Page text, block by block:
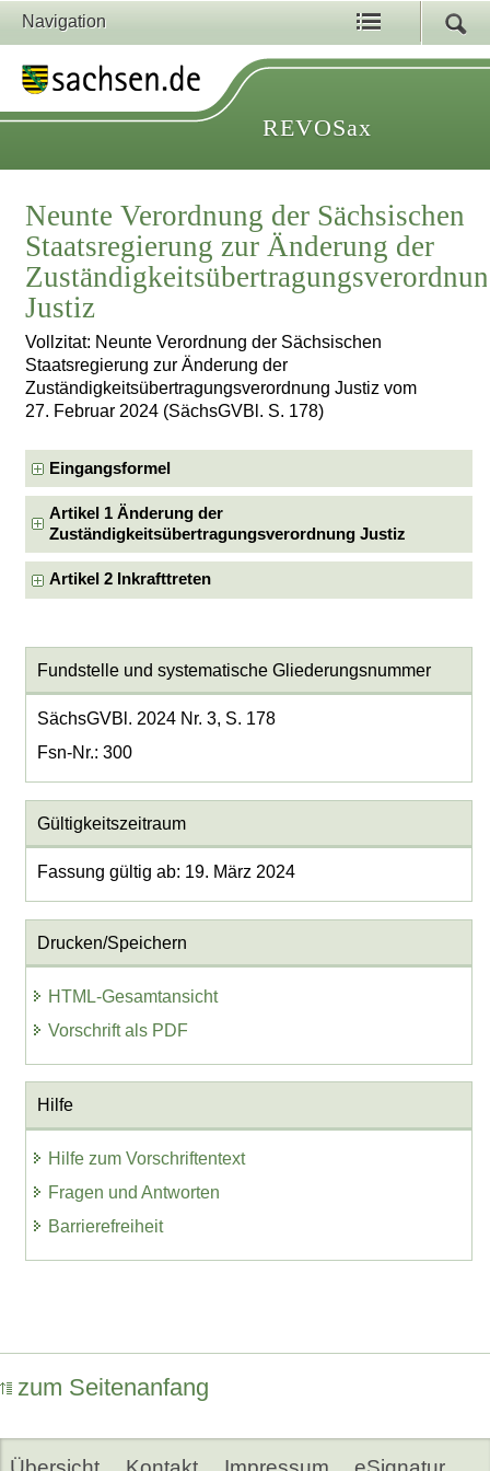
Navigation
REVOSax
Neunte Verordnung der Sächsischen
Staatsregierung zur Änderung der
Justiz
Vollzitat: Neunte Verordnung der Sächsischen
Staatsregierung zur Änderung der
Zuständigkeitsübertragungsverordnung Justiz vom
27. Februar 2024 (SächsGVBl. S. 178)
Eingangsformel
Artikel 1 Änderung der
Zuständigkeitsübertragungsverordnung Justiz
Artikel 2 Inkrafttreten
Fundstelle und systematische Gliederungsnummer
SächsGVBl. 2024 Nr. 3, S. 178
Fsn-Nr.: 300
Gültigkeitszeitraum
Fassung gültig ab: 19. März 2024
Drucken/Speichern
HTML-Gesamtansicht
Vorschrift als PDF
Hilfe
Hilfe zum Vorschriftentext
Fragen und Antworten
Barrierefreiheit
zum Seitenanfang